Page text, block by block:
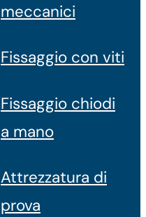
meccanici
Fissaggio con viti
Fissaggio chiodi
a mano
Attrezzatura di
prova